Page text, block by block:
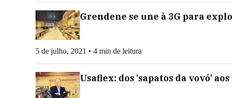
Grendene se une à 3G para
5 de julho, 2021 • 4 min de leitura
Usaflex: dos 'sapatos da vovó'